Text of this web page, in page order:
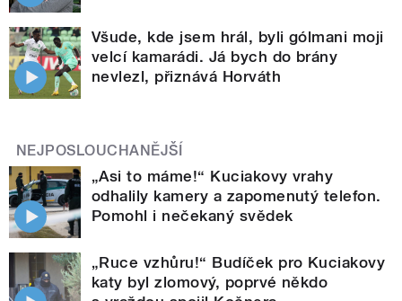
Všude, kde jsem hrál, byli gólmani moji
velcí kamarádi. Já bych do brány
nevlezl, přiznává Horváth
NEJPOSLOUCHANĚJŠÍ
„Asi to máme!“ Kuciakovy vrahy
odhalily kamery a zapomenutý telefon.
Pomohl i nečekaný svědek
„Ruce vzhůru!“ Budíček pro Kuciakovy
katy byl zlomový, poprvé někdo